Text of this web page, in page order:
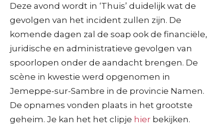
Deze avond wordt in ‘Thuis’ duidelijk wat de
gevolgen van het incident zullen zijn. De
komende dagen zal de soap ook de financiële,
juridische en administratieve gevolgen van
spoorlopen onder de aandacht brengen. De
scène in kwestie werd opgenomen in
Jemeppe-sur-Sambre in de provincie Namen.
De opnames vonden plaats in het grootste
geheim. Je kan het het clipje hier bekijken.